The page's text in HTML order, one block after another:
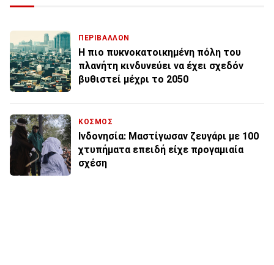
ΠΕΡΙΒΑΛΛΟΝ
Η πιο πυκνοκατοικημένη πόλη του
πλανήτη κινδυνεύει να έχει σχεδόν
βυθιστεί μέχρι το 2050
ΚΟΣΜΟΣ
Ινδονησία: Μαστίγωσαν ζευγάρι με 100
χτυπήματα επειδή είχε προγαμιαία
σχέση